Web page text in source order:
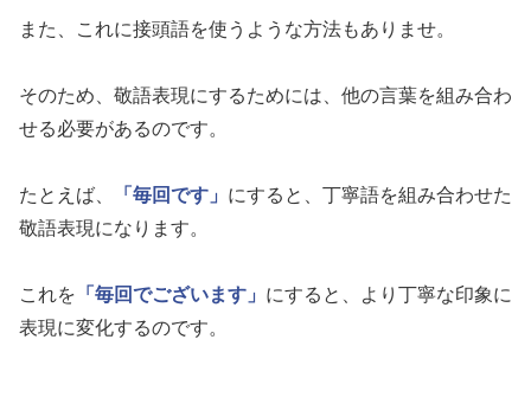
また、これに接頭語を使うような方法もありませ。
そのため、敬語表現にするためには、他の言葉を組み合わ
せる必要があるのです。
たとえば、 「毎回です」 にすると、丁寧語を組み合わせた
敬語表現になります。
これを 「毎回でございます」 にすると、より丁寧な印象に
表現に変化するのです。